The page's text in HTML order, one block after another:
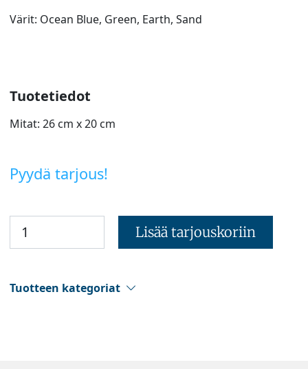
Värit: Ocean Blue, Green, Earth, Sand
Tuotetiedot
Mitat: 26 cm x 20 cm
Pyydä tarjous!
Lisää tarjouskoriin
Tuotteen kategoriat